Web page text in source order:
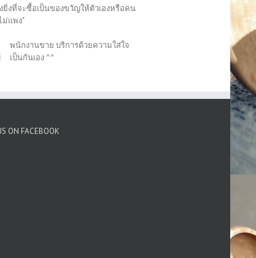
งที่จะซื้อเป็นของขวัญให้ตัวเองหรือคน
ม่แพง"
พนักงานขาย บริการด้วยความใส่ใจ
เป็นกันเอง ^^
ON FACEBOOK